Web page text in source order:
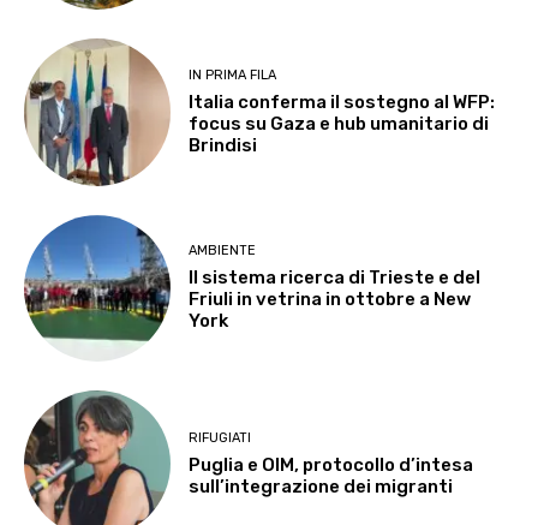
IN PRIMA FILA
Italia conferma il sostegno al WFP:
focus su Gaza e hub umanitario di
Brindisi
AMBIENTE
Il sistema ricerca di Trieste e del
Friuli in vetrina in ottobre a New
York
RIFUGIATI
Puglia e OIM, protocollo d’intesa
sull’integrazione dei migranti